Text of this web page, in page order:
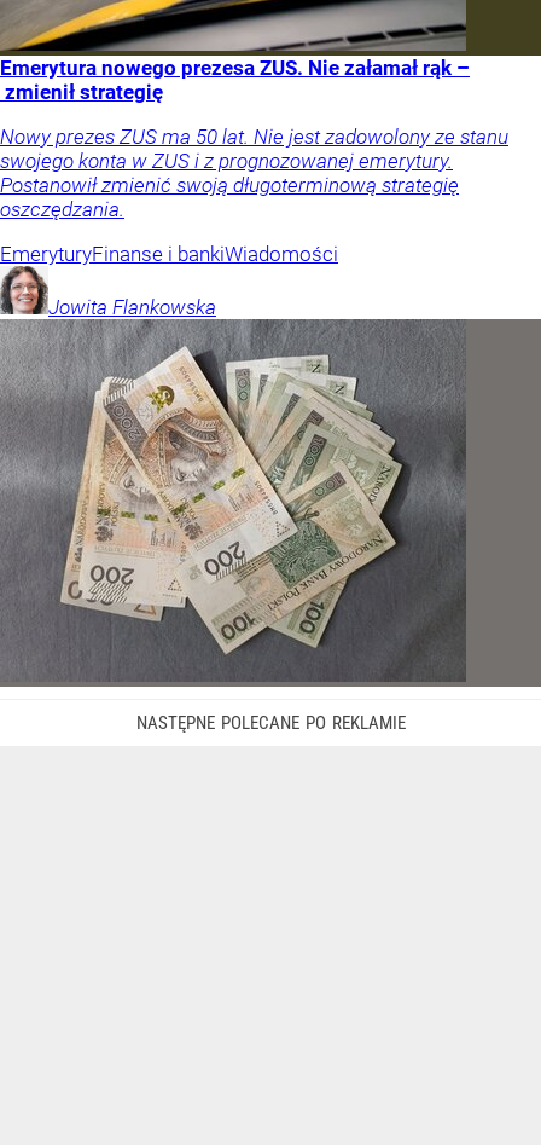
Emerytura nowego prezesa ZUS. Nie załamał rąk –
zmienił strategię
Nowy prezes ZUS ma 50 lat. Nie jest zadowolony ze stanu
swojego konta w ZUS i z prognozowanej emerytury.
Postanowił zmienić swoją długoterminową strategię
oszczędzania.
EmeryturyFinanse i bankiWiadomości
Jowita Flankowska